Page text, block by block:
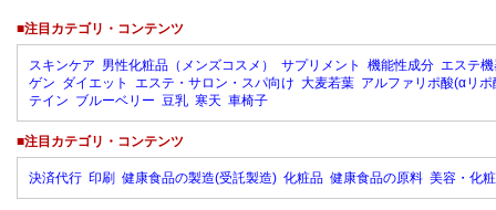
■注目カテゴリ・コンテンツ
スキンケア 男性化粧品（メンズコスメ） サプリメント 機能性成分 エステ
ゲン ダイエット エステ・サロン・スパ向け 大麦若葉 アルファリポ酸(αリポ
テイン ブルーベリー 豆乳 寒天 車椅子
■注目カテゴリ・コンテンツ
決済代行 印刷 健康食品の製造(受託製造) 化粧品 健康食品の原料 美容・化